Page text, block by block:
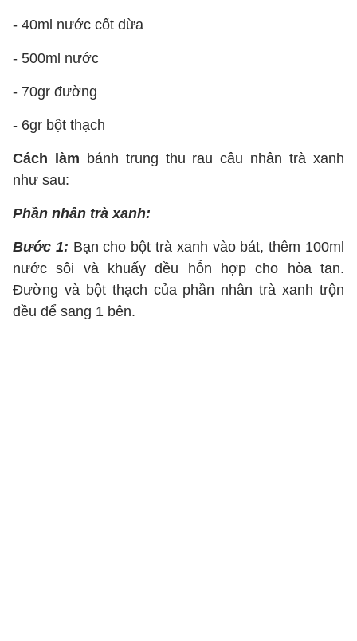
- 40ml nước cốt dừa
- 500ml nước
- 70gr đường
- 6gr bột thạch
Cách làm bánh trung thu rau câu nhân trà xanh
như sau:
Phần nhân trà xanh:
Bước 1: Bạn cho bột trà xanh vào bát, thêm 100ml
nước sôi và khuấy đều hỗn hợp cho hòa tan.
Đường và bột thạch của phần nhân trà xanh trộn
đều để sang 1 bên.